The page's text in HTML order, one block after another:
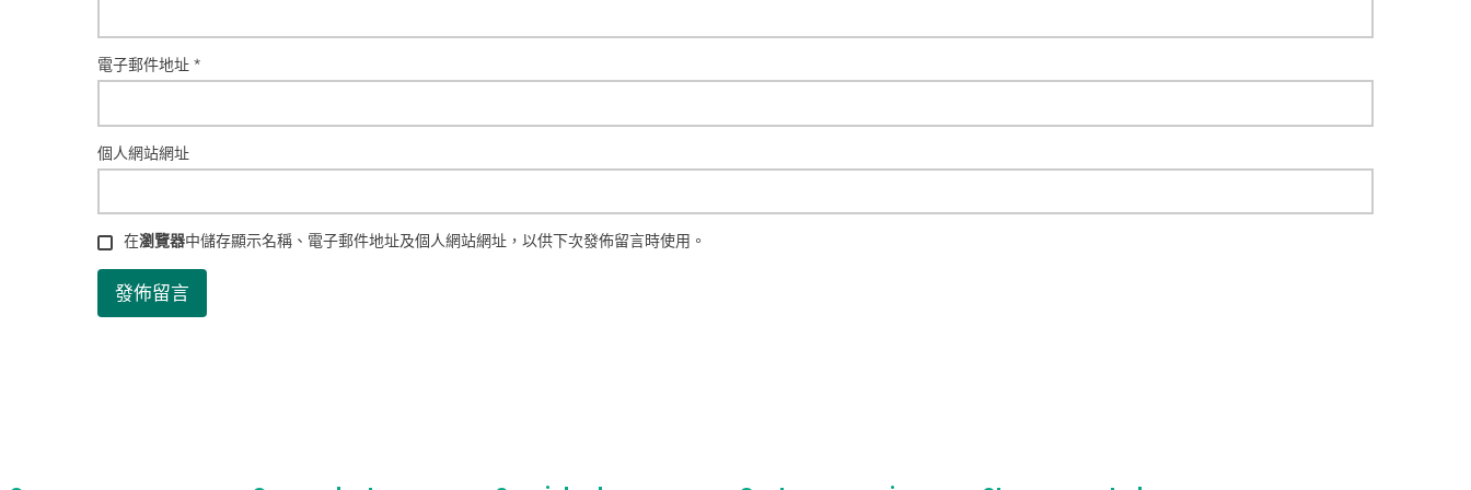
電子郵件地址 *
個人網站網址
在瀏覽器中儲存顯示名稱、電子郵件地址及個人網站網址，以供下次發佈留言時使用。